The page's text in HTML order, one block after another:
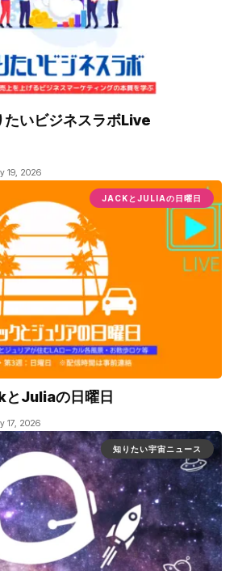
いビジネスラボLive
19, 2026
JACKとJULIAの日曜日
Juliaの日曜日
17, 2026
知りたい宇宙ニュース